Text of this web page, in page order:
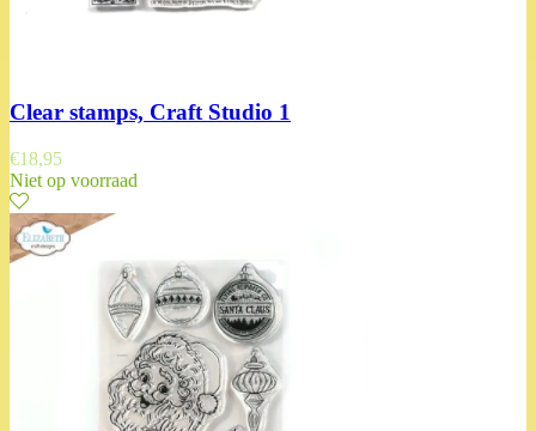
Clear stamps, Craft Studio 1
€18,95
Niet op voorraad